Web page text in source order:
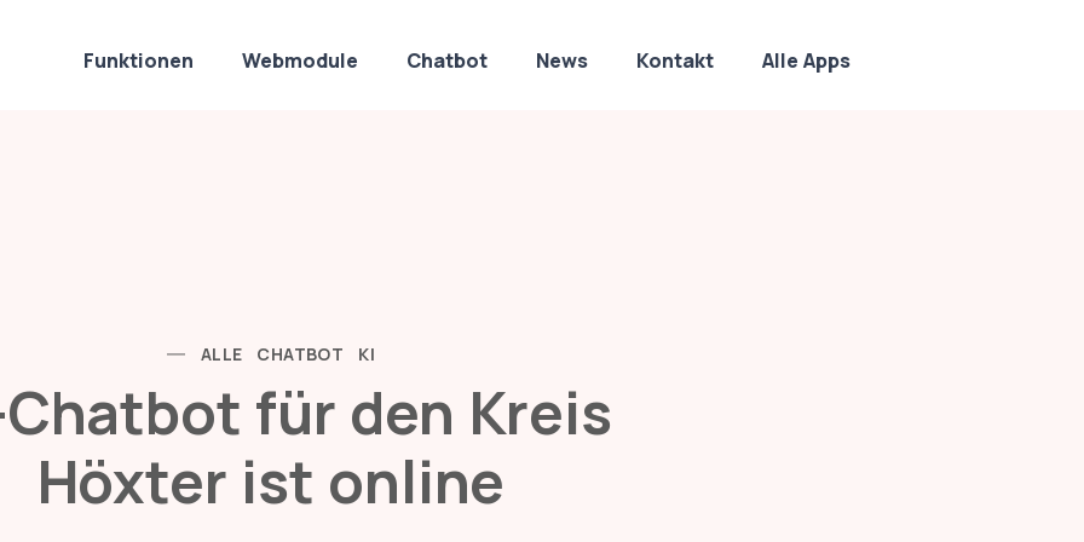
Funktionen Webmodule Chatbot News Kontakt
Alle Apps
ALLE CHATBOT KI
für den Kreis
Höxter ist online